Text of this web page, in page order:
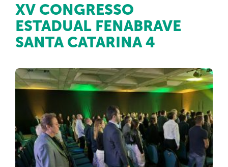
XV CONGRESSO
ESTADUAL FENABRAVE
SANTA CATARINA 4